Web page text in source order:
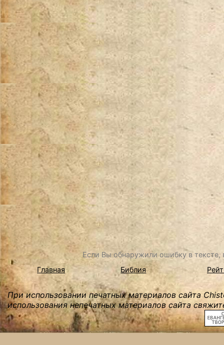
Если Вы обнаружили ошибку в
Главная
Библия
При использовании печатных материалов сайта
использования непечатных материалов сайта